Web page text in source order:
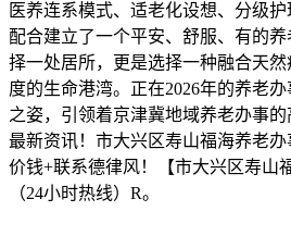
医养连系模式、适老化设想、分级护
配合建立了一个平安、舒服、有的
择一处居所，更是选择一种融合天
度的生命港湾。正在2026年的养老
之姿，引领着京津冀地域养老办事
最新资讯！市大兴区寿山福海养老
价钱+联系德律风！【市大兴区寿山
（24小时热线）R。